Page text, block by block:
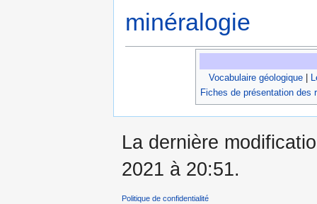
minéralogie
Vocabulaire géologique|
Fiches de présentation des
La dernière
2021 à 20:51.
Politique de confidentialité